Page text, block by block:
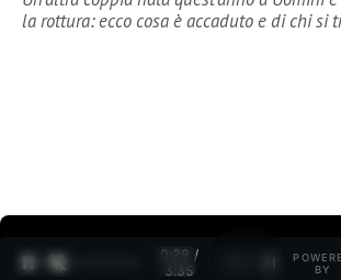
la rottura: ecco cosa è accaduto e di chi si
0:30 /
3:35
BY